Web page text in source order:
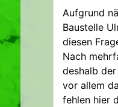
Aufgrund
Baustelle
diesen
Nach
deshalb
vor allem
fehlen hier